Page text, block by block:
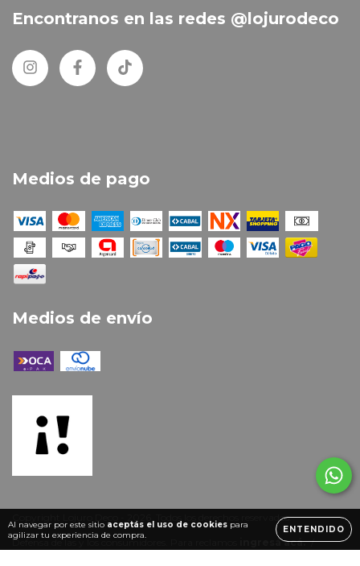
Al navegar por este sitio aceptás el uso de cookies para
agilizar tu experiencia de compra.
ENTENDIDO
Encontranos en las redes @lojurodeco
Medios de pago
Medios de envío
Copyright Lojuro Deco - 2026. Todos los derechos reservados.
Defensa de las y los consumidores. Para reclamos ingresá acá. /